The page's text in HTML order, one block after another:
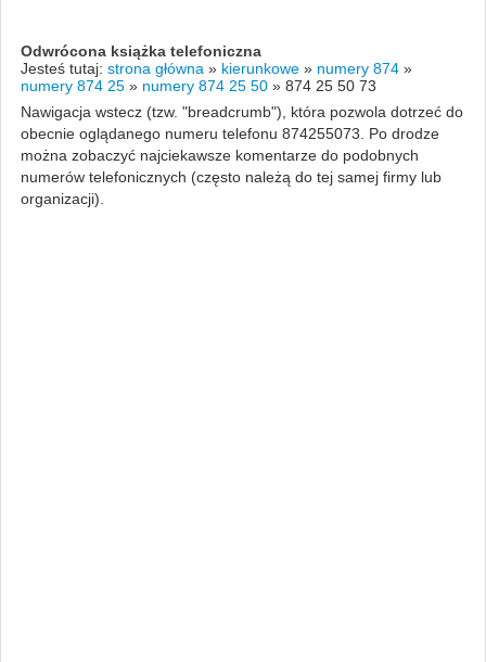
Odwrócona książka telefoniczna
Jesteś tutaj: strona główna » kierunkowe » numery 874 »
numery 874 25 » numery 874 25 50 » 874 25 50 73
Nawigacja wstecz (tzw. "breadcrumb"), która pozwola dotrzeć do
obecnie oglądanego numeru telefonu 874255073. Po drodze
można zobaczyć najciekawsze komentarze do podobnych
numerów telefonicznych (często należą do tej samej firmy lub
organizacji).